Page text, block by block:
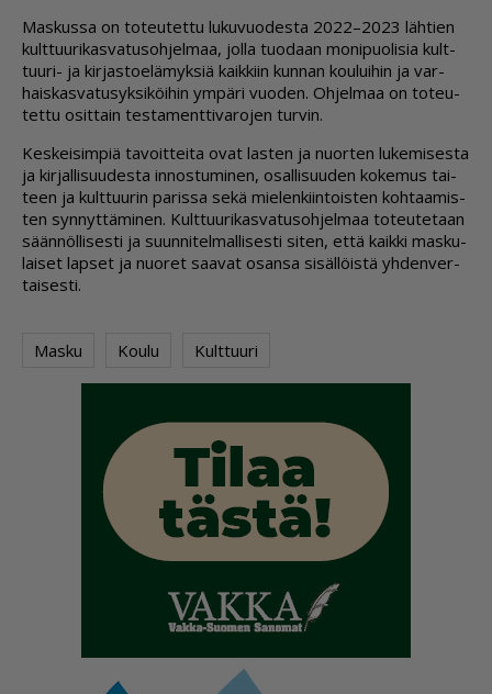
Mas­kus­sa on to­teu­tet­tu lu­ku­vuo­des­ta 2022–2023 läh­tien
kult­tuu­ri­kas­va­tu­soh­jel­maa, jol­la tuo­daan mo­ni­puo­li­sia kult­
tuu­ri- ja kir­jas­to­e­lä­myk­siä kaik­kiin kun­nan kou­lui­hin ja var­
hais­kas­va­tu­syk­si­köi­hin ym­pä­ri vuo­den. Oh­jel­maa on to­teu­
tet­tu osit­tain tes­ta­ment­ti­va­ro­jen tur­vin.
Kes­kei­sim­piä ta­voit­tei­ta ovat las­ten ja nuor­ten lu­ke­mi­ses­ta
ja kir­jal­li­suu­des­ta in­nos­tu­mi­nen, osal­li­suu­den ko­ke­mus tai­
teen ja kult­tuu­rin pa­ris­sa sekä mie­len­kiin­tois­ten koh­taa­mis­
ten syn­nyt­tä­mi­nen. Kult­tuu­ri­kas­va­tu­soh­jel­maa to­teu­te­taan
sään­nöl­li­ses­ti ja suun­ni­tel­mal­li­ses­ti si­ten, et­tä kaik­ki mas­ku­
lai­set lap­set ja nuo­ret saa­vat osan­sa si­säl­löis­tä yh­den­ver­
tai­ses­ti.
Masku Koulu Kulttuuri